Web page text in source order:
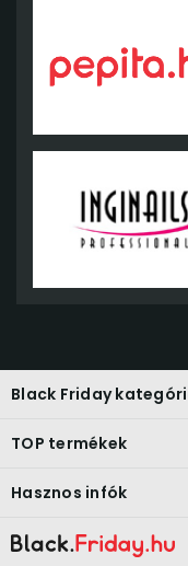
Black Friday
TOP termékek
Hasznos infók